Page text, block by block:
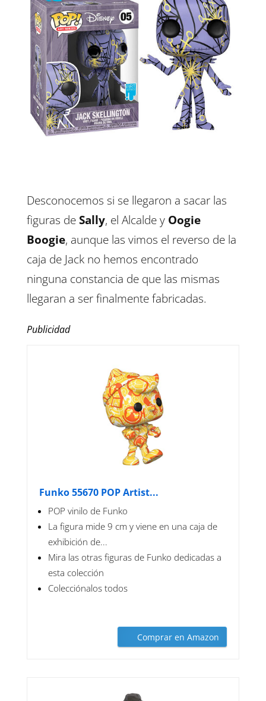
Desconocemos si se llegaron a sacar las
figuras deSally, el Alcalde y Oogie
Boogie, aunque las vimos el reverso de la
caja de Jack no hemos encontrado
ninguna constancia de que las mismas
llegaran a ser finalmente fabricadas.
Publicidad
Funko 55670 POP Artist...
POP vinilo de Funko
La figura mide 9 cm y viene en una caja de
exhibición de...
Mira las otras figuras de Funko dedicadas a
esta colección
Colecciónalos todos
Comprar en Amazon